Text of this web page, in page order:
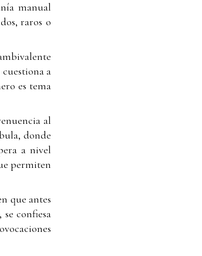
manual
raros o
a
es tema
al
donde
a nivel
permiten
que antes
confiesa